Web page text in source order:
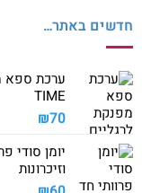
חדשים באתר…
TIME
₪70
יומן סודי
וזיכרונות